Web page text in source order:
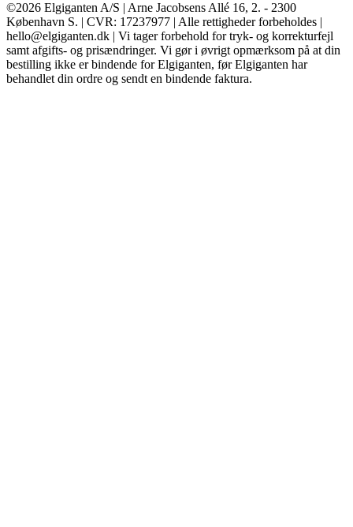
©2026 Elgiganten A/S | Arne Jacobsens Allé 16, 2. - 2300
København S. | CVR: 17237977 | Alle rettigheder forbeholdes |
hello@elgiganten.dk | Vi tager forbehold for tryk- og korrekturfejl
samt afgifts- og prisændringer. Vi gør i øvrigt opmærksom på at din
bestilling ikke er bindende for Elgiganten, før Elgiganten har
behandlet din ordre og sendt en bindende faktura.